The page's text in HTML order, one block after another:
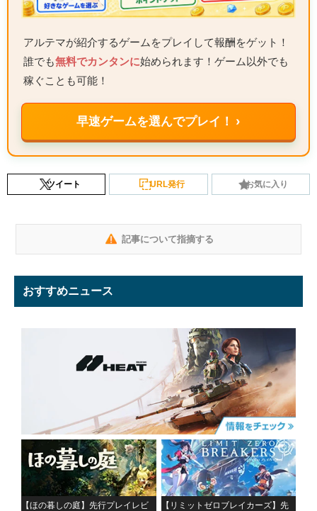
アルテマが紹介するゲームをプレイして報酬をゲット！
誰でも無料でカンタンに始められます！ゲーム以外でも
稼ぐことも可能！
早速ゲームを選んでプレイ！ ›
ツイート URL発行 お気に入り
記事について指摘する
おすすめニュース
【ほの暮しの庭】先行プレイレビ
【リミットゼロブレイカーズ】先